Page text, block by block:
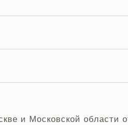
и Московской